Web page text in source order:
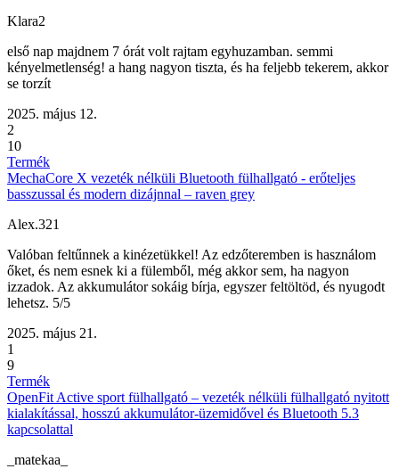
Klara2
első nap majdnem 7 órát volt rajtam egyhuzamban. semmi
kényelmetlenség! a hang nagyon tiszta, és ha feljebb tekerem, akkor
se torzít
2025. május 12.
2
10
Termék
MechaCore X vezeték nélküli Bluetooth fülhallgató - erőteljes
basszussal és modern dizájnnal – raven grey
Alex.321
Valóban feltűnnek a kinézetükkel! Az edzőteremben is használom
őket, és nem esnek ki a fülemből, még akkor sem, ha nagyon
izzadok. Az akkumulátor sokáig bírja, egyszer feltöltöd, és nyugodt
lehetsz. 5/5
2025. május 21.
1
9
Termék
OpenFit Active sport fülhallgató – vezeték nélküli fülhallgató nyitott
kialakítással, hosszú akkumulátor-üzemidővel és Bluetooth 5.3
kapcsolattal
_matekaa_